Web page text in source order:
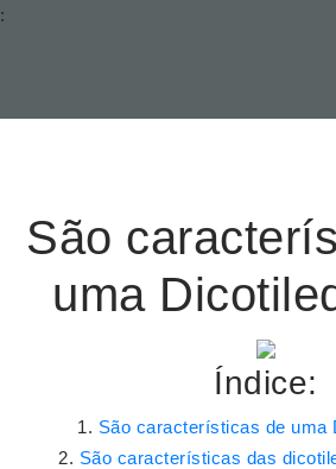
:
São
uma
Índice:
São características de uma
São características das